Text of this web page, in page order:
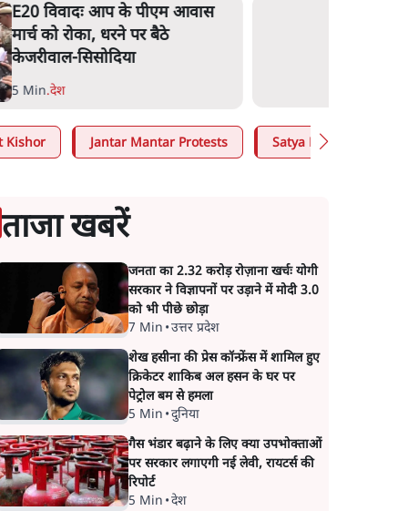
E20 विवादः आप के पीएम आवास
मार्च को रोका, धरने पर बैठे
केजरीवाल-सिसोदिया
5 Min.देश
Kishor Jantar Mantar Protests Satya Hindi
ताजा खबरें
जनता का 2.32 करोड़ रोज़ाना खर्चः योगी
सरकार ने विज्ञापनों पर उड़ाने में मोदी 3.0
को भी पीछे छोड़ा
7 Min •उत्तर प्रदेश
शेख हसीना की प्रेस कॉन्फ्रेंस में शामिल हुए
क्रिकेटर शाकिब अल हसन के घर पर
पेट्रोल बम से हमला
5 Min •दुनिया
गैस भंडार बढ़ाने के लिए क्या उपभोक्ताओं
पर सरकार लगाएगी नई लेवी, रायटर्स की
रिपोर्ट
5 Min •देश